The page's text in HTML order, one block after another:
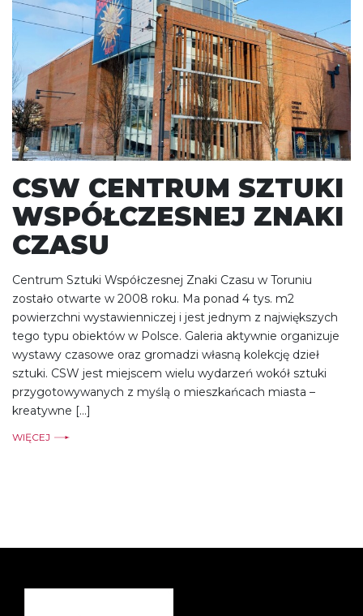
CSW CENTRUM SZTUKI
WSPÓŁCZESNEJ ZNAKI
CZASU
Centrum Sztuki Współczesnej Znaki Czasu w Toruniu
zostało otwarte w 2008 roku. Ma ponad 4 tys. m2
powierzchni wystawienniczej i jest jednym z największych
tego typu obiektów w Polsce. Galeria aktywnie organizuje
wystawy czasowe oraz gromadzi własną kolekcję dzieł
sztuki. CSW jest miejscem wielu wydarzeń wokół sztuki
przygotowywanych z myślą o mieszkańcach miasta –
kreatywne […]
WIĘCEJ